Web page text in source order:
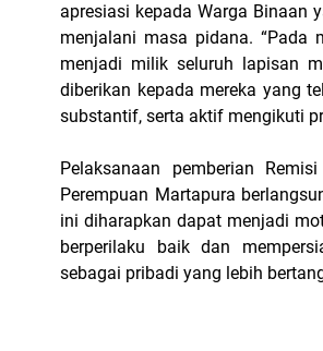
apresiasi kepada Warga Binaan
menjalani masa pidana. “Pada
menjadi milik seluruh lapisan
diberikan kepada mereka yang
substantif, serta aktif mengikuti
Pelaksanaan pemberian
Perempuan Martapura
ini diharapkan dapat menjadi
berperilaku baik dan
sebagai pribadi yang lebih